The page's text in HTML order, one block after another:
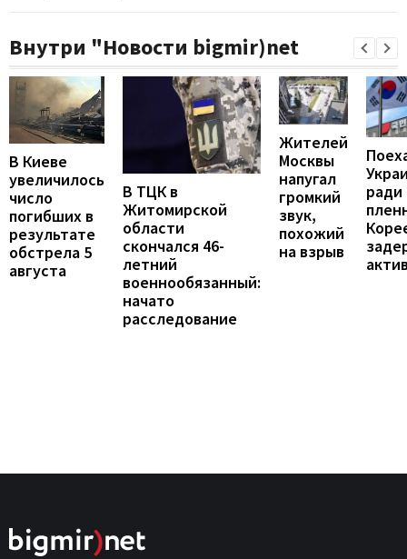
Внутри "Новости bigmir)net
В Киеве
увеличилось
число
погибших в
результате
обстрела 5
августа
В ТЦК в
Житомирской
области
скончался 46-
летний
военнообязанный:
начато
расследование
Жителей
Москвы
напугал
громкий
звук,
похожий
на взрыв
ради